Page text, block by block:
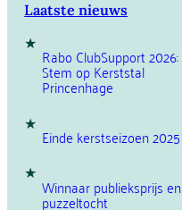
Laatste nieuws
Rabo ClubSupport 2026:
Stem op Kerststal
Princenhage
Einde kerstseizoen 2025
Winnaar publieksprijs en
puzzeltocht